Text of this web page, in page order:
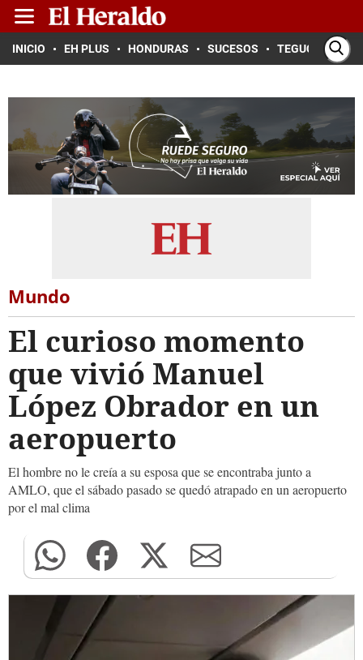
INICIO EH PLUS HONDURAS SUCESOS TEGUCIGALPA
Mundo
El curioso momento
que vivió Manuel
López Obrador en un
aeropuerto
El hombre no le creía a su esposa que se encontraba junto a
AMLO, que el sábado pasado se quedó atrapado en un aeropuerto
por el mal clima